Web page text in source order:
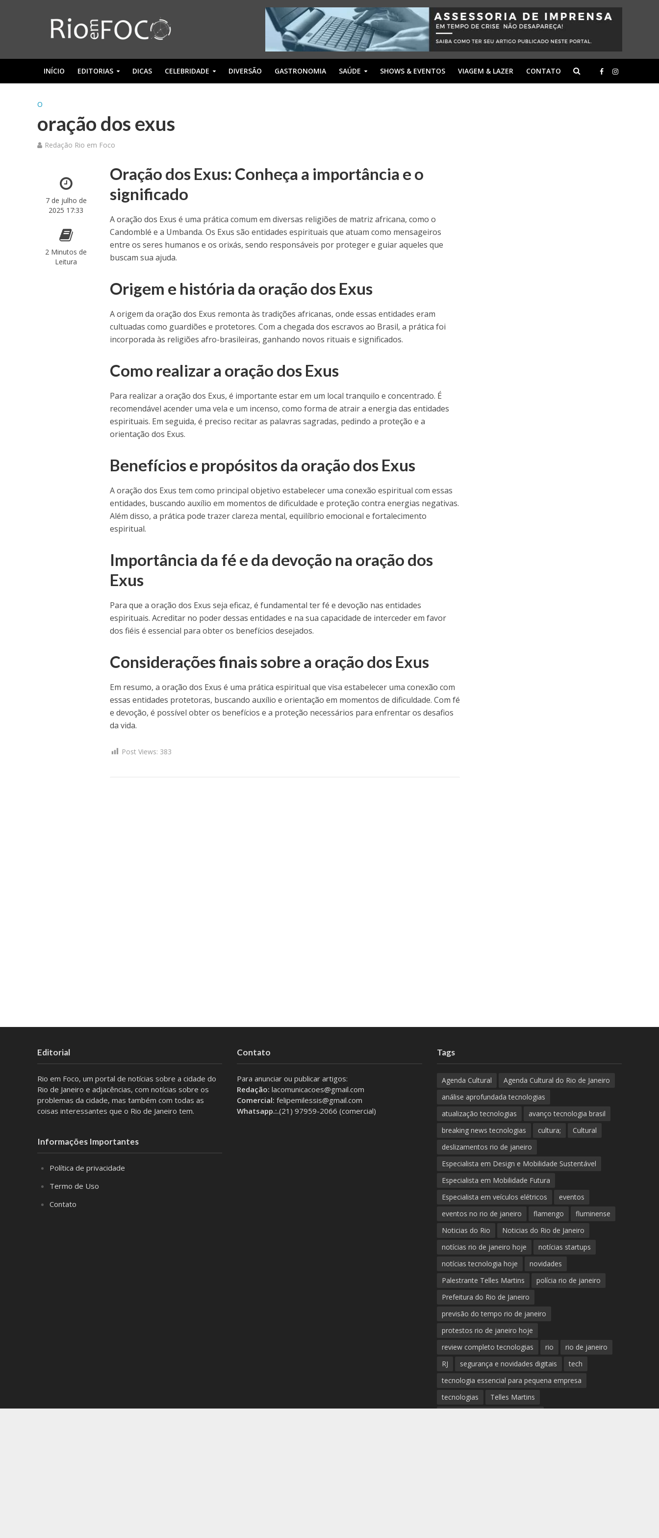
INÍCIO EDITORIAS DICAS CELEBRIDADE DIVERSÃO GASTRONOMIA SAÚDE SHOWS & EVENTOS VIAGEM & LAZER CONTATO
O
oração dos exus
Redação Rio em Foco
7 de julho de
2025 17:33
2 Minutos de
Leitura
Oração dos Exus: Conheça a importância e o
significado
A oração dos Exus é uma prática comum em diversas religiões de matriz africana, como o
Candomblé e a Umbanda. Os Exus são entidades espirituais que atuam como mensageiros
entre os seres humanos e os orixás, sendo responsáveis por proteger e guiar aqueles que
buscam sua ajuda.
Origem e história da oração dos Exus
A origem da oração dos Exus remonta às tradições africanas, onde essas entidades eram
cultuadas como guardiões e protetores. Com a chegada dos escravos ao Brasil, a prática foi
incorporada às religiões afro-brasileiras, ganhando novos rituais e significados.
Como realizar a oração dos Exus
Para realizar a oração dos Exus, é importante estar em um local tranquilo e concentrado. É
recomendável acender uma vela e um incenso, como forma de atrair a energia das entidades
espirituais. Em seguida, é preciso recitar as palavras sagradas, pedindo a proteção e a
orientação dos Exus.
Benefícios e propósitos da oração dos Exus
A oração dos Exus tem como principal objetivo estabelecer uma conexão espiritual com essas
entidades, buscando auxílio em momentos de dificuldade e proteção contra energias negativas.
Além disso, a prática pode trazer clareza mental, equilíbrio emocional e fortalecimento
espiritual.
Importância da fé e da devoção na oração dos
Exus
Para que a oração dos Exus seja eficaz, é fundamental ter fé e devoção nas entidades
espirituais. Acreditar no poder dessas entidades e na sua capacidade de interceder em favor
dos fiéis é essencial para obter os benefícios desejados.
Considerações finais sobre a oração dos Exus
Em resumo, a oração dos Exus é uma prática espiritual que visa estabelecer uma conexão com
essas entidades protetoras, buscando auxílio e orientação em momentos de dificuldade. Com fé
e devoção, é possível obter os benefícios e a proteção necessários para enfrentar os desafios
da vida.
Post Views: 383
Editorial
Rio em Foco, um portal de notícias sobre a cidade do
Rio de Janeiro e adjacências, com notícias sobre os
problemas da cidade, mas também com todas as
coisas interessantes que o Rio de Janeiro tem.
Informações Importantes
Política de privacidade
Termo de Uso
Contato
Contato
Para anunciar ou publicar artigos:
Redação: lacomunicacoes@gmail.com
Comercial: felipemilessis@gmail.com
Whatsapp.:.(21) 97959-2066 (comercial)
Tags
Agenda Cultural
Agenda Cultural do Rio de Janeiro
análise aprofundada tecnologias
atualização tecnologias
avanço tecnologia brasil
breaking news tecnologias
cultura;
Cultural
deslizamentos rio de janeiro
Especialista em Design e Mobilidade Sustentável
Especialista em Mobilidade Futura
Especialista em veículos elétricos
eventos
eventos no rio de janeiro
flamengo
fluminense
Noticias do Rio
Noticias do Rio de Janeiro
notícias rio de janeiro hoje
notícias startups
notícias tecnologia hoje
novidades
Palestrante Telles Martins
polícia rio de janeiro
Prefeitura do Rio de Janeiro
previsão do tempo rio de janeiro
protestos rio de janeiro hoje
review completo tecnologias
rio
rio de janeiro
RJ
segurança e novidades digitais
tech
tecnologia essencial para pequena empresa
tecnologias
Telles Martins